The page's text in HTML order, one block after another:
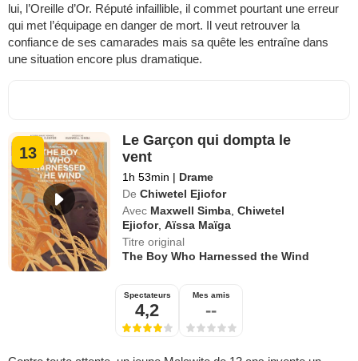
lui, l’Oreille d’Or. Réputé infaillible, il commet pourtant une erreur
qui met l’équipage en danger de mort. Il veut retrouver la
confiance de ses camarades mais sa quête les entraîne dans
une situation encore plus dramatique.
13
Le Garçon qui dompta le
vent
1h 53min | Drame
De Chiwetel Ejiofor
Avec Maxwell Simba ,Chiwetel
Ejiofor,Aïssa Maïga
Titre original
The Boy Who Harnessed the Wind
Spectateurs
4,2
Mes amis
--